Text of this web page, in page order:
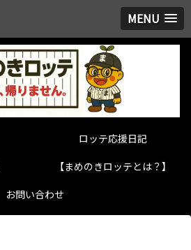
MENU
ロッテ応援日記
【まめのきロッテとは？】
お問い合わせ